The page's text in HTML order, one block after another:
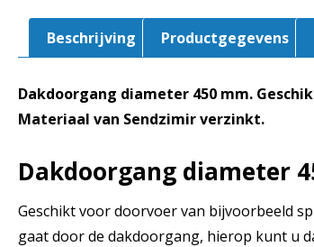
Beschrijving Productgegevens
Dakdoorgang diameter 450 mm.
Materiaal van Sendzimir verzinkt.
Dakdoorgang diameter
Geschikt voor doorvoer van bijvoorbeeld
gaat door de dakdoorgang, hierop kunt u